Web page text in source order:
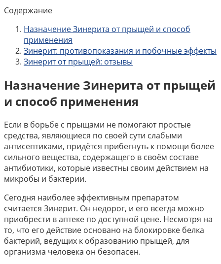
Содержание
Назначение Зинерита от прыщей и способ
применения
Зинерит: противопоказания и побочные эффекты
Зинерит от прыщей: отзывы
Назначение Зинерита от прыщей
и способ применения
Если в борьбе с прыщами не помогают простые
средства, являющиеся по своей сути слабыми
антисептиками, придётся прибегнуть к помощи более
сильного вещества, содержащего в своём составе
антибиотики, которые известны своим действием на
микробы и бактерии.
Сегодня наиболее эффективным препаратом
считается Зинерит. Он недорог, и его всегда можно
приобрести в аптеке по доступной цене. Несмотря на
то, что его действие основано на блокировке белка
бактерий, ведущих к образованию прыщей, для
организма человека он безопасен.